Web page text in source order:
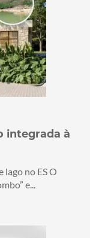
integrada à
lago no ES O
e...